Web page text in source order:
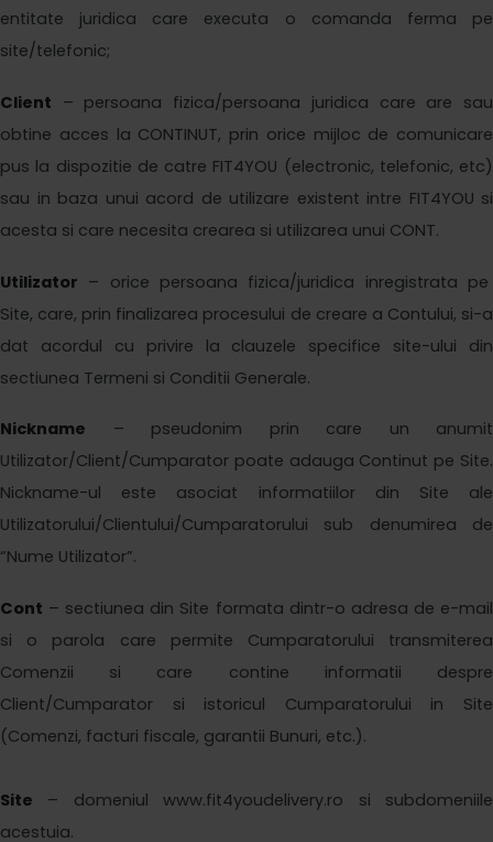
entitate juridica care executa o comanda ferma pe
site/telefonic;
Client – persoana fizica/persoana juridica care are sau
obtine acces la CONTINUT, prin orice mijloc de comunicare
pus la dispozitie de catre FIT4YOU (electronic, telefonic, etc)
sau in baza unui acord de utilizare existent intre FIT4YOU si
acesta si care necesita crearea si utilizarea unui CONT.
Utilizator – orice persoana fizica/juridica inregistrata pe
Site, care, prin finalizarea procesului de creare a Contului, si-a
dat acordul cu privire la clauzele specifice site-ului din
sectiunea Termeni si Conditii Generale.
Nickname – pseudonim prin care un anumit
Utilizator/Client/Cumparator poate adauga Continut pe Site.
Nickname-ul este asociat informatiilor din Site ale
Utilizatorului/Clientului/Cumparatorului sub denumirea de
“Nume Utilizator”.
Cont – sectiunea din Site formata dintr-o adresa de e-mail
si o parola care permite Cumparatorului transmiterea
Comenzii si care contine informatii despre
Client/Cumparator si istoricul Cumparatorului in Site
(Comenzi, facturi fiscale, garantii Bunuri, etc.).
Site – domeniul www.fit4youdelivery.ro si subdomeniile
acestuia.